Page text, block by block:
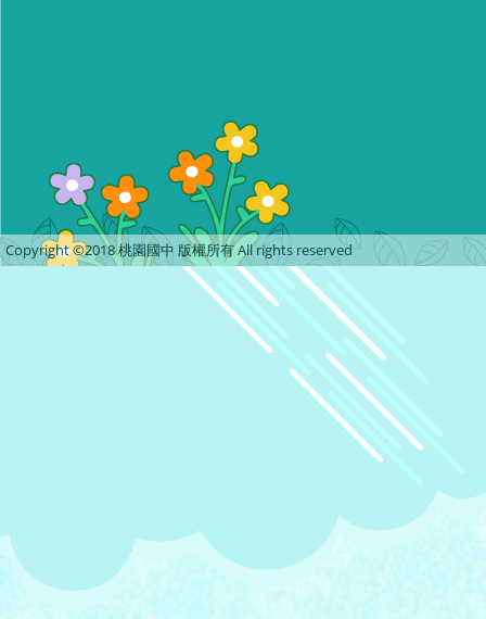
Copyright ©2018 桃園國中 版權所有 All rights reserved